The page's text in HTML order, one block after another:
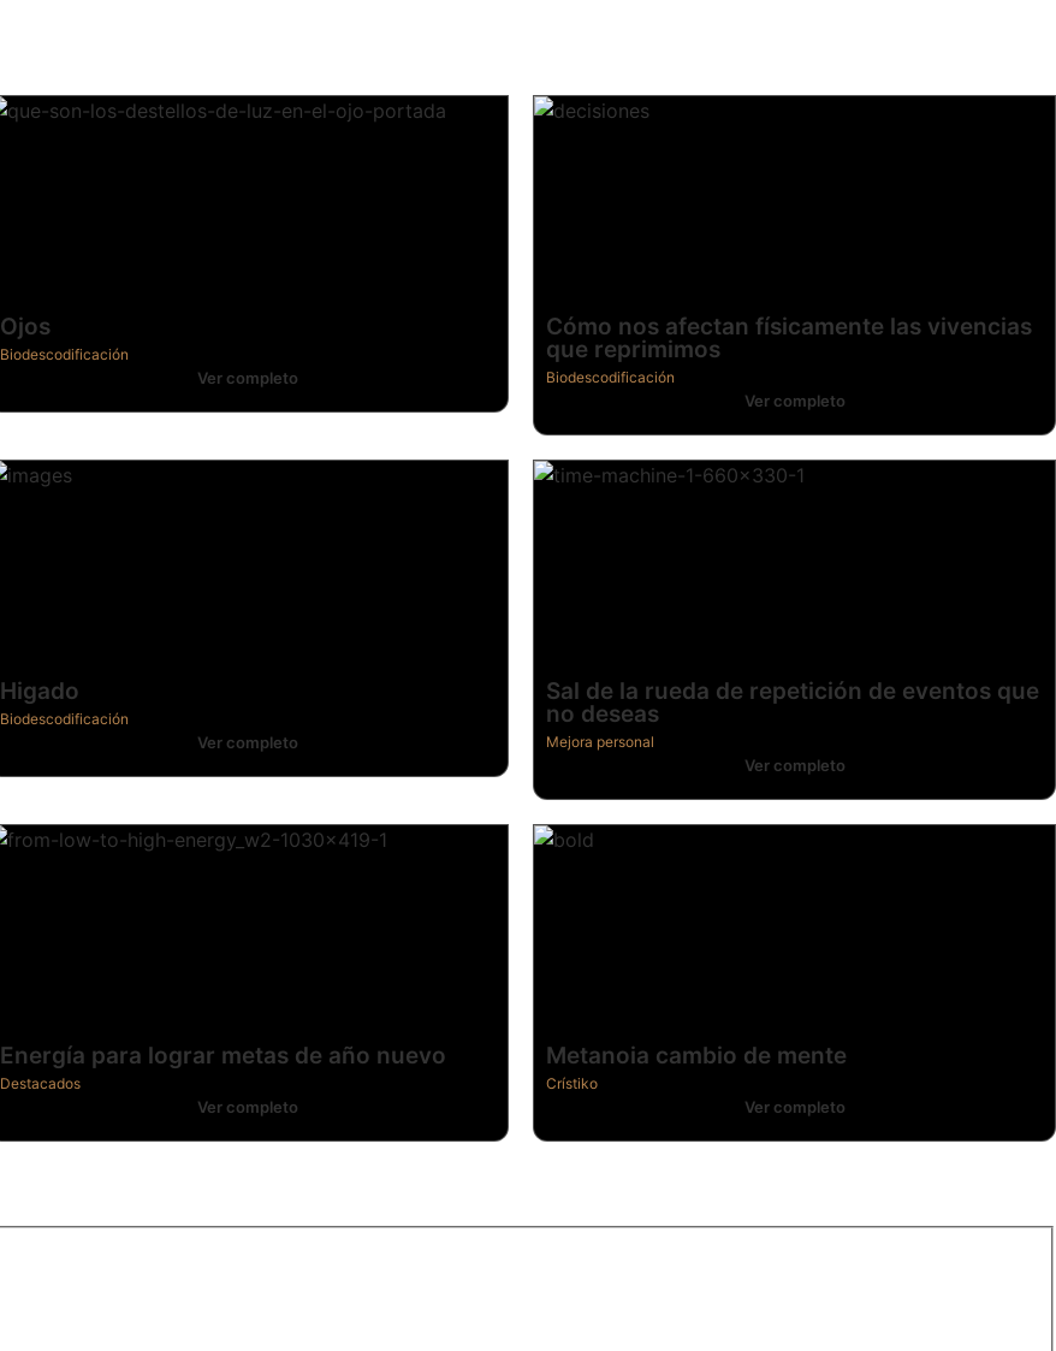
Ojos
Biodescodificación
Ver completo
Cómo nos afectan físicamente las vivencias
que reprimimos
Biodescodificación
Ver completo
Higado
Biodescodificación
Ver completo
Sal de la rueda de repetición de eventos que
no deseas
Mejora personal
Ver completo
Energía para lograr metas de año nuevo
Destacados
Ver completo
Metanoia cambio de mente
Crístiko
Ver completo